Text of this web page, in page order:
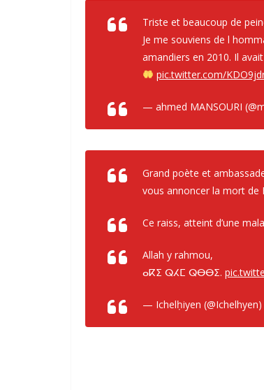
Triste et beaucoup de
Je me souviens de l
amandiers en 2010. Il
pic.twitter.com/
— ahmed MANSOURI
Grand poète et
vous annoncer la mort de
Ce raiss, atteint d’une
Allah y rahmou,
ⴰⴽⵉ ⵕⵃⵎ ⵕⴱⴱⵉ.
— Ichelḥiyen (@Ichelhyen)